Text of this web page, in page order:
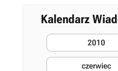
Kalendarz
2010
czerwiec